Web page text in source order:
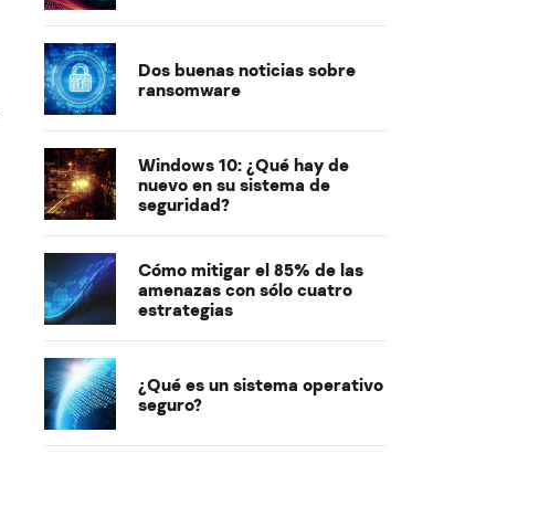
Dos buenas noticias sobre
ransomware
Windows 10: ¿Qué hay de
nuevo en su sistema de
seguridad?
Cómo mitigar el 85% de las
amenazas con sólo cuatro
estrategias
¿Qué es un sistema operativo
seguro?